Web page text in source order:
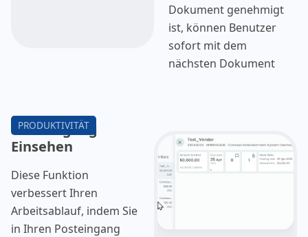
Dokument genehmigt
ist, können Benutzer
sofort mit dem
nächsten Dokument
warten.
Posteingang
Einsehen
Diese Funktion
verbessert Ihren
Arbeitsablauf, indem Sie
in Ihren Posteingang